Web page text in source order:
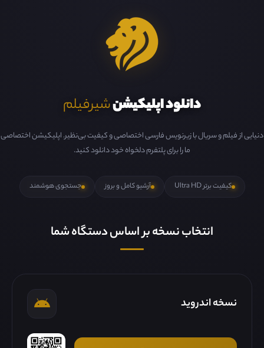
دانلود اپلیکیشنشیرفیلم
دنیایی از فیلم و سریال با زیرنویس فارسی اختصاصی و کیفیت بی‌نظیر. اپلیکیشن اختصاصی
ما را برای پلتفرم دلخواه خود دانلود کنید.
کیفیت برتر Ultra HD آرشیو کامل و بروز جستجوی هوشمند
انتخاب نسخه بر اساس دستگاه شما
نسخه اندروید